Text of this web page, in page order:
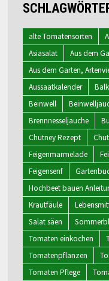
alte Tomatensorten
Asiasalat
Aus dem
Aus dem Garten,
Aussaatkalender
Beinwell
Brennnesseljauche
Chutney Rezept
Feigenmarmelade
Feigensenf
Hochbeet bauen
Krautfäule
Salat säen
Tomaten einkochen
Tomatenpflanzen
Tomaten Pflege